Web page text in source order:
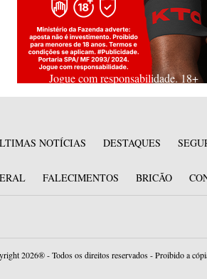
Jogue com responsabilidade. 18+
NOTÍCIAS DESTAQUES
FALECIMENTOS BRICÃO
2026® - Todos os direitos reservados - Proibido a